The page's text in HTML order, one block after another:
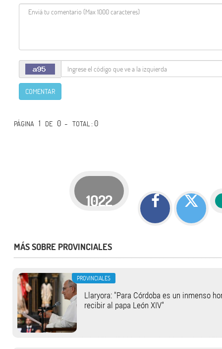
COMENTAR
PÁGINA 1 DE 0 -TOTAL: 0
1022
MÁS SOBRE PROVINCIALES
PROVINCIALES
Llaryora: "Para Córdoba es un inmenso
recibir al papa León XIV"